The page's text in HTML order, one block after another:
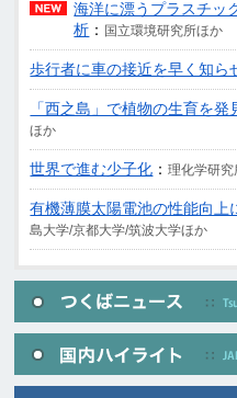
海洋に漂うプラスチッ
析 ： 国立環境研究所ほか
歩行者に車の接近を早く知ら
「西之島」で植物の生育を発
ほか
世界で進む少子化 ：理化学研究
有機薄膜太陽電池の性能向上
島大学/京都大学/筑波大学ほか